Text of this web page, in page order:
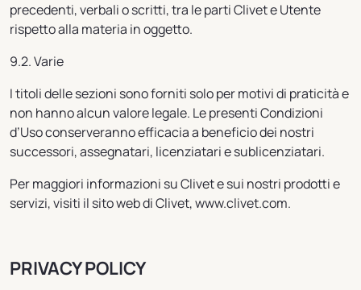
precedenti, verbali o scritti, tra le parti Clivet e Utente
rispetto alla materia in oggetto.
9.2. Varie
I titoli delle sezioni sono forniti solo per motivi di praticità e
non hanno alcun valore legale. Le presenti Condizioni
d’Uso conserveranno efficacia a beneficio dei nostri
successori, assegnatari, licenziatari e sublicenziatari.
Per maggiori informazioni su Clivet e sui nostri prodotti e
servizi, visiti il sito web di Clivet, www.clivet.com.
PRIVACY POLICY